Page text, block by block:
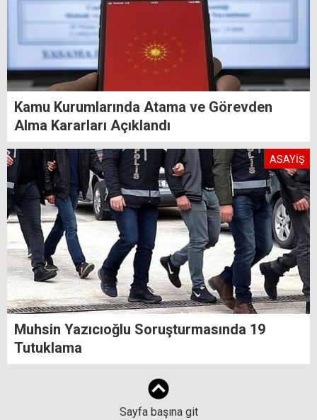
Kamu Kurumlarında Atama ve Görevden
Alma Kararları Açıklandı
ASAYİŞ
Muhsin Yazıcıoğlu Soruşturmasında 19
Tutuklama
Sayfa başına git